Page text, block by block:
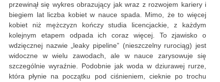
przewinął się wykres obrazujący jak wraz z rozwojem kariery i
biegiem lat liczba kobiet w nauce spada. Mimo, że to więcej
kobiet niż mężczyzn kończy studia licencjackie, z każdym
kolejnym etapem odpada ich coraz więcej. To zjawisko o
wdzięcznej nazwie „leaky pipeline” (nieszczelny rurociąg) jest
widoczne w wielu zawodach, ale w nauce zarysowuje się
szczególnie wyraźnie. Podobnie jak woda w dziurawej rurze,
która płynie na początku pod ciśnieniem, cieknie po trochu